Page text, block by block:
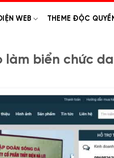
WEB THEME ĐỘC
làm biển chức